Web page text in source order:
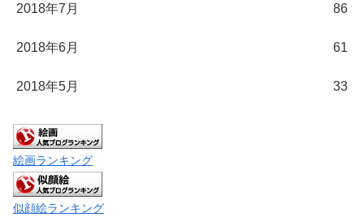
2018年7月 86
2018年6月 61
2018年5月 33
絵画ランキング
似顔絵ランキング